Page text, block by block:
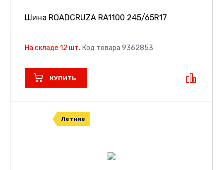
Шина ROADCRUZA RA1100 245/65R17
На складе 12 шт. Код товара 9362853
КУПИТЬ
Летние